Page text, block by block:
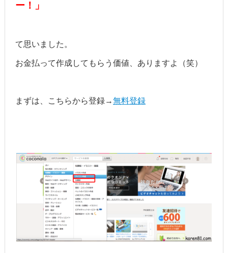
ー！」
て思いました。
お金払って作成してもらう価値、ありますよ（笑）
まずは、こちらから登録→無料登録